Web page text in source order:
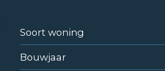
Soort woning
Bouwjaar